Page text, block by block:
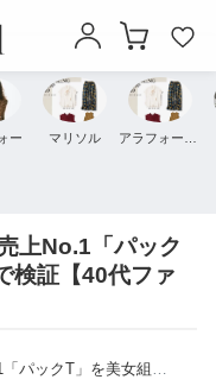
ー マリソル
上No.1「パック
検証【40代ファ
コーデで検証【40代ファッション】